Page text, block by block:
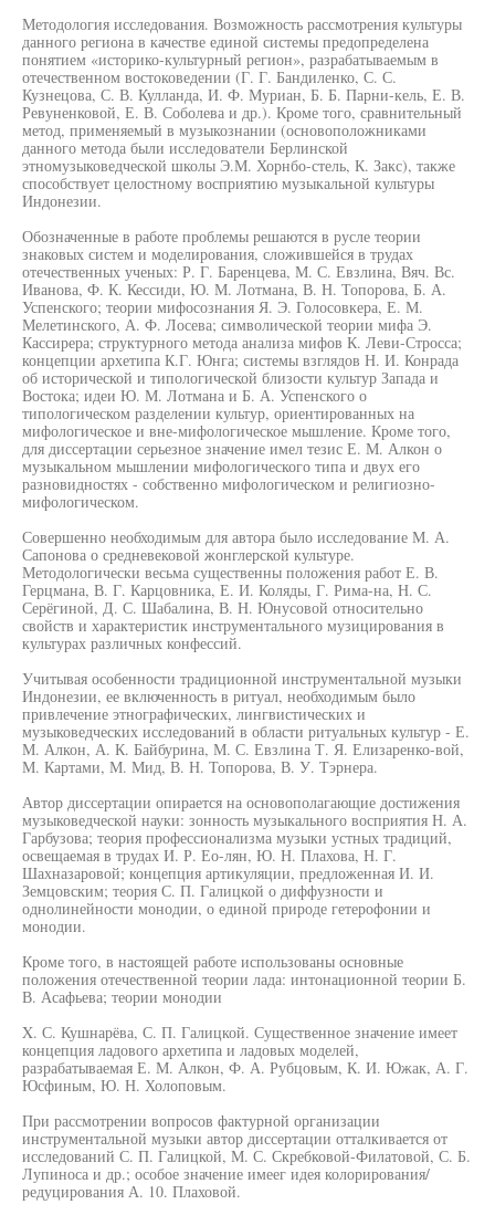
Методология исследования. Возможность рассмотрения культуры
данного региона в качестве единой системы предопределена
понятием «историко-культурный регион», разрабатываемым в
отечественном востоковедении (Г. Г. Бандиленко, С. С.
Кузнецова, С. В. Кулланда, И. Ф. Муриан, Б. Б. Парни-кель, Е. В.
Ревуненковой, Е. В. Соболева и др.). Кроме того, сравнительный
метод, применяемый в музыкознании (основоположниками
данного метода были исследователи Берлинской
этномузыковедческой школы Э.М. Хорнбо-стель, К. Закс), также
способствует целостному восприятию музыкальной культуры
Индонезии.
Обозначенные в работе проблемы решаются в русле теории
знаковых систем и моделирования, сложившейся в трудах
отечественных ученых: Р. Г. Баренцева, М. С. Евзлина, Вяч. Вс.
Иванова, Ф. К. Кессиди, Ю. М. Лотмана, В. Н. Топорова, Б. А.
Успенского; теории мифосознания Я. Э. Голосовкера, Е. М.
Мелетинского, А. Ф. Лосева; символической теории мифа Э.
Кассирера; структурного метода анализа мифов К. Леви-Стросса;
концепции архетипа К.Г. Юнга; системы взглядов Н. И. Конрада
об исторической и типологической близости культур Запада и
Востока; идеи Ю. М. Лотмана и Б. А. Успенского о
типологическом разделении культур, ориентированных на
мифологическое и вне-мифологическое мышление. Кроме того,
для диссертации серьезное значение имел тезис Е. М. Алкон о
музыкальном мышлении мифологического типа и двух его
разновидностях - собственно мифологическом и религиозно-
мифологическом.
Совершенно необходимым для автора было исследование М. А.
Сапонова о средневековой жонглерской культуре.
Методологически весьма существенны положения работ Е. В.
Герцмана, В. Г. Карцовника, Е. И. Коляды, Г. Рима-на, Н. С.
Серёгиной, Д. С. Шабалина, В. Н. Юнусовой относительно
свойств и характеристик инструментального музицирования в
культурах различных конфессий.
Учитывая особенности традиционной инструментальной музыки
Индонезии, ее включенность в ритуал, необходимым было
привлечение этнографических, лингвистических и
музыковедческих исследований в области ритуальных культур - Е.
М. Алкон, А. К. Байбурина, М. С. Евзлина Т. Я. Елизаренко-вой,
М. Картами, М. Мид, В. Н. Топорова, В. У. Тэрнера.
Автор диссертации опирается на основополагающие достижения
музыковедческой науки: зонность музыкального восприятия Н. А.
Гарбузова; теория профессионализма музыки устных традиций,
освещаемая в трудах И. Р. Ео-лян, Ю. Н. Плахова, Н. Г.
Шахназаровой; концепция артикуляции, предложенная И. И.
Земцовским; теория С. П. Галицкой о диффузности и
однолинейности монодии, о единой природе гетерофонии и
монодии.
Кроме того, в настоящей работе использованы основные
положения отечественной теории лада: интонационной теории Б.
В. Асафьева; теории монодии
X. С. Кушнарёва, С. П. Галицкой. Существенное значение имеет
концепция ладового архетипа и ладовых моделей,
разрабатываемая Е. М. Алкон, Ф. А. Рубцовым, К. И. Южак, А. Г.
Юсфиным, Ю. Н. Холоповым.
При рассмотрении вопросов фактурной организации
инструментальной музыки автор диссертации отталкивается от
исследований С. П. Галицкой, М. С. Скребковой-Филатовой, С. Б.
Лупиноса и др.; особое значение имеег идея колорирования/
редуцирования А. 10. Плаховой.